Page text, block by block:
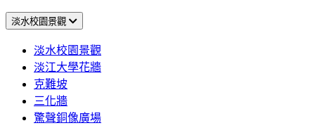
淡水校園景觀
淡水校園景觀
淡江大學花牆
克難坡
三化牆
驚聲銅像廣場